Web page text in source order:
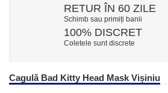
RETUR ÎN 60 ZILE
Schimb sau primiți banii
100% DISCRET
Coletele sunt discrete
Cagulă Bad Kitty Head Mask Vișiniu